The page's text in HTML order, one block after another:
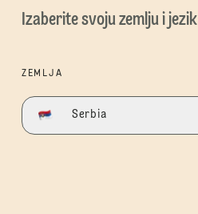
Izaberite svoju zemlju i jezik
ZEMLJA
Serbia